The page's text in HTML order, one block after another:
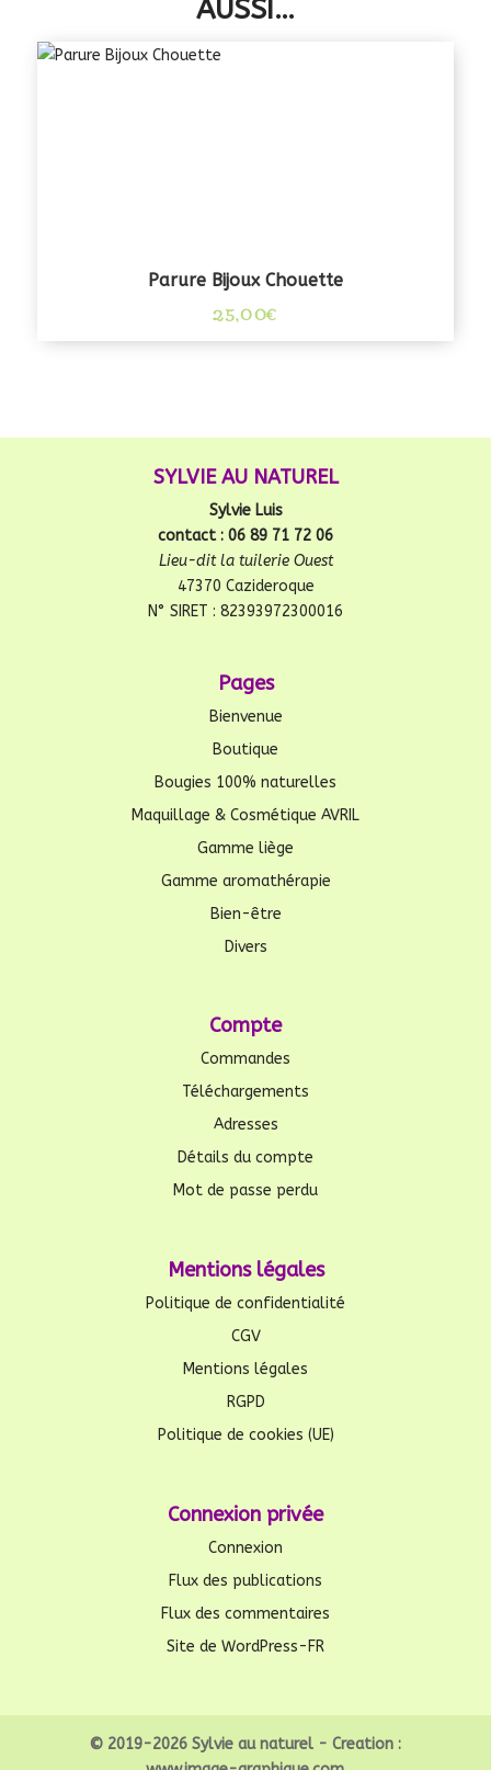
AUSSI…
Parure Bijoux Chouette
25,00€
SYLVIE AU NATUREL
Sylvie Luis
contact : 06 89 71 72 06
Lieu-dit la tuilerie Ouest
47370 Cazideroque
N° SIRET : 82393972300016
Pages
Bienvenue
Boutique
Bougies 100% naturelles
Maquillage & Cosmétique AVRIL
Gamme liège
Gamme aromathérapie
Bien-être
Divers
Compte
Commandes
Téléchargements
Adresses
Détails du compte
Mot de passe perdu
Mentions légales
Politique de confidentialité
CGV
Mentions légales
RGPD
Politique de cookies (UE)
Connexion privée
Connexion
Flux des publications
Flux des commentaires
Site de WordPress-FR
© 2019-2026 Sylvie au naturel - Creation :